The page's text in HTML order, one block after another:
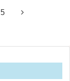
5